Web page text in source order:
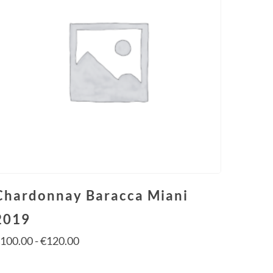
Baracca Miani
100.00-€120.00